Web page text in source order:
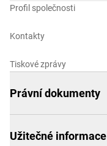
Profil společnosti
Kontakty
Tiskové zprávy
Právní dokumenty
Užitečné informace